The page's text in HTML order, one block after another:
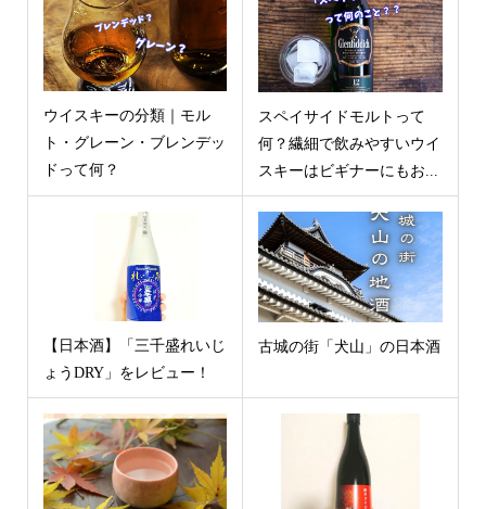
ウイスキーの分類｜モル
ト・グレーン・ブレンデッ
ドって何？
スペイサイドモルトって
何？繊細で飲みやすいウイ
スキーはビギナーにもお...
【日本酒】「三千盛れいじ
ょうDRY」をレビュー！
古城の街「犬山」の日本酒